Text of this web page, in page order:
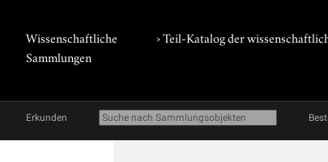
Wissenschaftliche
Sammlungen
› Teil-Katalog der
Erkunden